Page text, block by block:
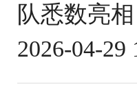
队悉数亮
2026-04-29